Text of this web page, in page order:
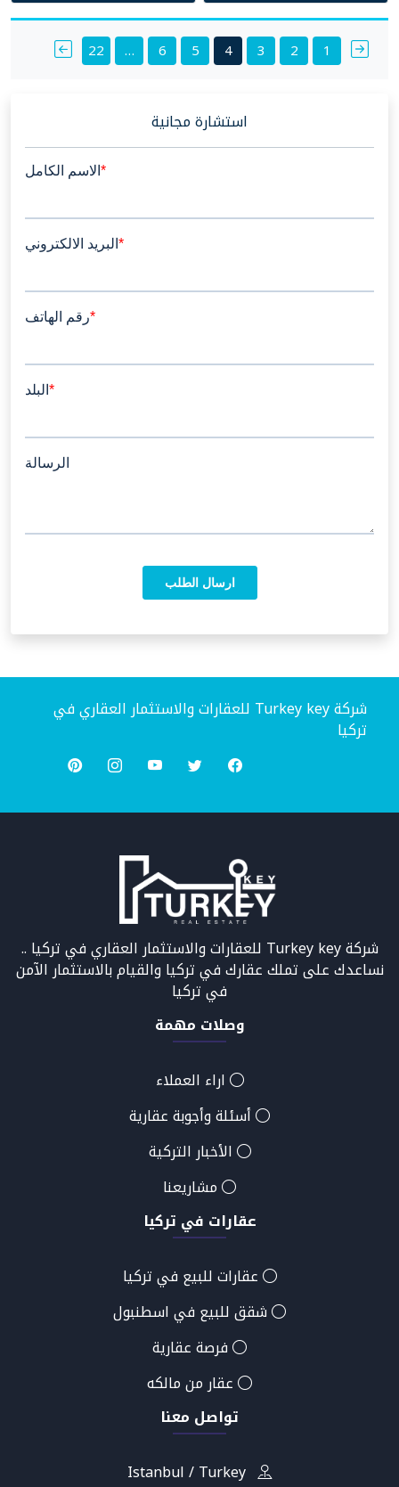
Posts
pagination
1
2
3
4
5
6
…
22
استشارة مجانية
شركة Turkey key للعقارات والاستثمار العقاري في
تركيا
شركة Turkey key للعقارات والاستثمار العقاري في تركيا ..
نساعدك على تملك عقارك في تركيا والقيام بالاستثمار الآمن
في تركيا
وصلات مهمة
اراء العملاء
أسئلة وأجوبة عقارية
الأخبار التركية
مشاريعنا
عقارات في تركيا
عقارات للبيع في تركيا
شقق للبيع في اسطنبول
فرصة عقارية
عقار من مالكه
تواصل معنا
Istanbul / Turkey